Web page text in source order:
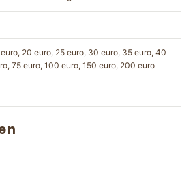
20 euro, 25 euro, 30 euro, 35 euro, 40
75 euro, 100 euro, 150 euro, 200 euro